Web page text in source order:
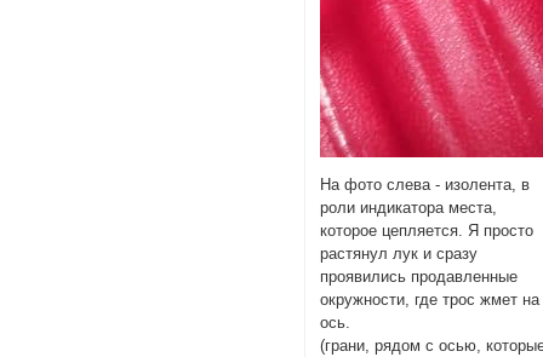
На фото слева - изолента, в
роли индикатора места,
которое цепляется. Я просто
растянул лук и сразу
проявились продавленные
окружности, где трос жмет на
ось.
(грани, рядом с осью,